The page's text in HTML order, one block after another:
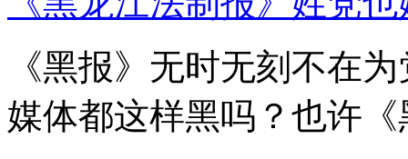
《黑报》无时无刻不在
媒体都这样黑吗？也许